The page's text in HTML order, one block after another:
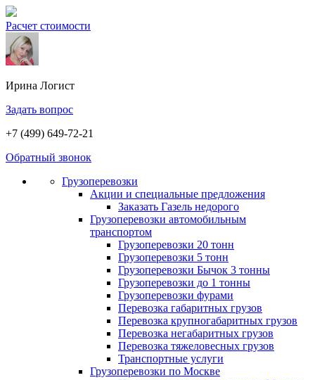
Расчет стоимости
Ирина Логист
Задать вопрос
+7 (499) 649-72-21
Обратный звонок
Грузоперевозки
Акции и специальные предложения
Заказать Газель недорого
Грузоперевозки автомобильным
транспортом
Грузоперевозки 20 тонн
Грузоперевозки 5 тонн
Грузоперевозки Бычок 3 тонны
Грузоперевозки до 1 тонны
Грузоперевозки фурами
Перевозка габаритных грузов
Перевозка крупногабаритных грузов
Перевозка негабаритных грузов
Перевозка тяжеловесных грузов
Транспортные услуги
Грузоперевозки по Москве